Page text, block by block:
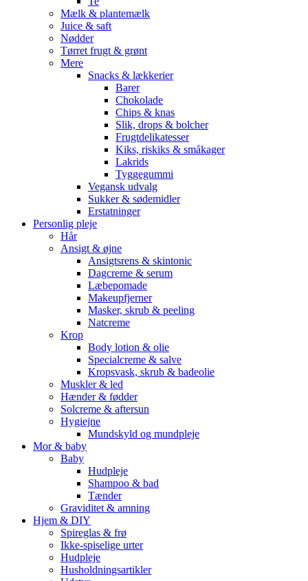
Mælk & plantemælk
Juice & saft
Nødder
Tørret frugt & grønt
Mere
Snacks & lækkerier
Barer
Chokolade
Chips & knas
Slik, drops & bolcher
Frugtdelikatesser
Kiks, riskiks & småkager
Lakrids
Tyggegummi
Vegansk udvalg
Sukker & sødemidler
Erstatninger
Personlig pleje
Hår
Ansigt & øjne
Ansigtsrens & skintonic
Dagcreme & serum
Læbepomade
Makeupfjerner
Masker, skrub & peeling
Natcreme
Krop
Body lotion & olie
Specialcreme & salve
Kropsvask, skrub & badeolie
Muskler & led
Hænder & fødder
Solcreme & aftersun
Hygiejne
Mundskyld og mundpleje
Mor & baby
Baby
Hudpleje
Shampoo & bad
Tænder
Graviditet & amning
Hjem & DIY
Spireglas & frø
Ikke-spiselige urter
Hudpleje
Husholdningsartikler